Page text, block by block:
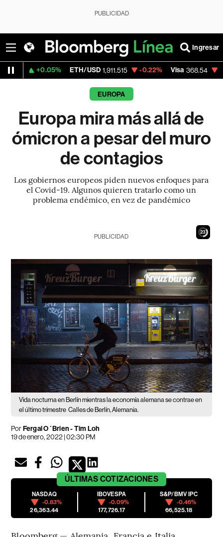
PUBLICIDAD
Ingresar
ETH/USD 1,911.515 -0.22% Visa 368.54 -0.28%
EUROPA
Europa mira más allá de
ómicron a pesar del muro
de contagios
Los gobiernos europeos piden nuevos enfoques para
el Covid-19. Algunos quieren tratarlo como un
problema endémico, en vez de pandémico
21
PUBLICIDAD
Vida nocturna en Berlín mientras la economía alemana se contrae en
el último trimestre Calles de Berlín, Alemania.
PorFergal O´Brien - Tim Loh
19 de enero, 2022 | 02:30 PM
ÚLTIMAS COTIZACIONES
NASDAQ
-0.83%
26,363.44
IBOVESPA
-0.09%
177,726.17
S&P/BMV IPC
-0.46%
66,525.18